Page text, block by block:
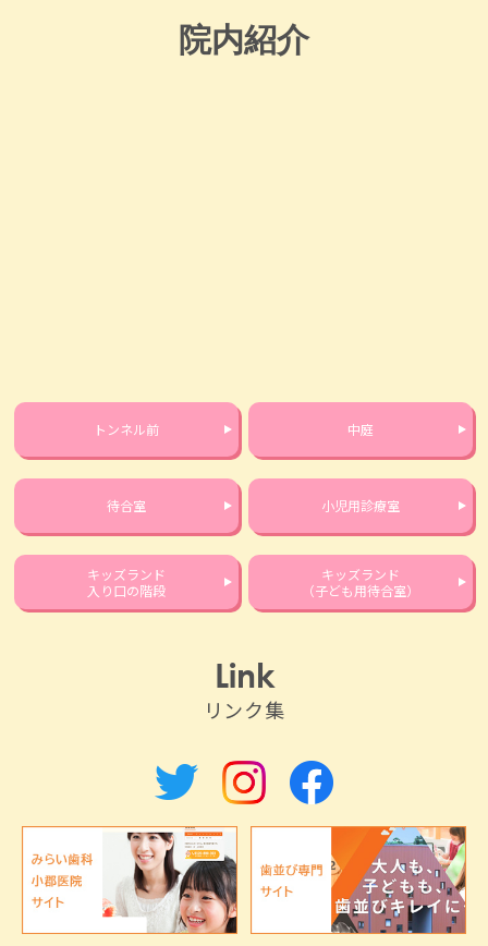
院内紹介
トンネル前 中庭
待合室 小児用診療室
キッズランド
入り口の階段
キッズランド
（子ども用待合室）
Link
リンク集